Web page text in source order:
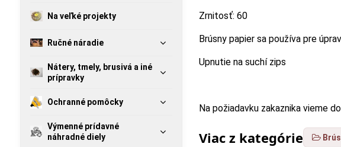
Zrnitosť: 60
Brúsny papier sa používa pre
Upnutie na suchí zips
Na požiadavku zakaznika vieme
Viac z kategórie
Na veľké projekty
Ručné náradie
Nátery, tmely, brusivá a iné
prípravky
Ochranné pomôcky
Výmenné prídavné
náhradné diely